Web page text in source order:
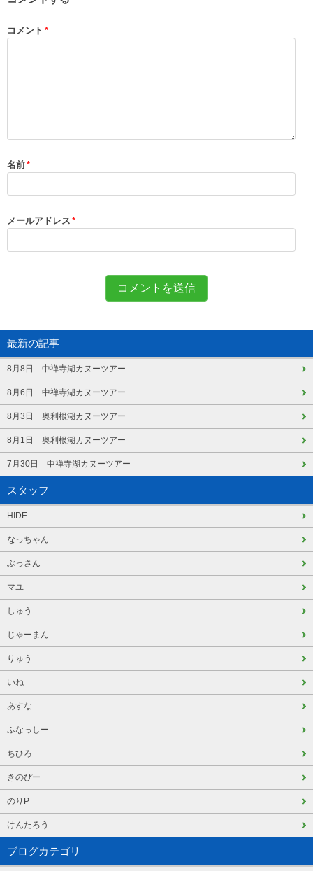
コメント *
名前*
メールアドレス *
最新の記事
8月8日 中禅寺湖カヌーツアー
8月6日 中禅寺湖カヌーツアー
8月3日 奥利根湖カヌーツアー
8月1日 奥利根湖カヌーツアー
7月30日 中禅寺湖カヌーツアー
スタッフ
HIDE
なっちゃん
ぶっさん
マユ
しゅう
じゃーまん
りゅう
いね
あすな
ふなっしー
ちひろ
きのぴー
のりP
けんたろう
ブログカテゴリ